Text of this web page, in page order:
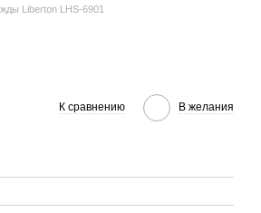
Liberton LHS-6901
К сравнению В желания